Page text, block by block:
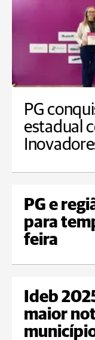
PG
estadual
PG e
para
feira
Ideb
maior